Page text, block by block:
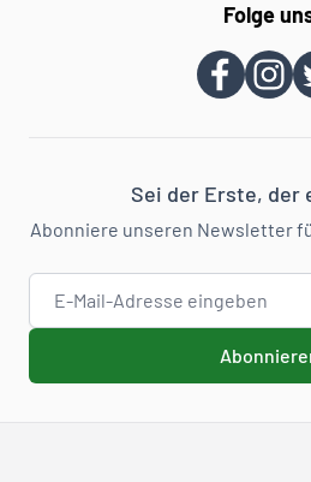
Folge
Sei der Erste, der
Abonniere unseren Newsletter
E-Mail-Adresse